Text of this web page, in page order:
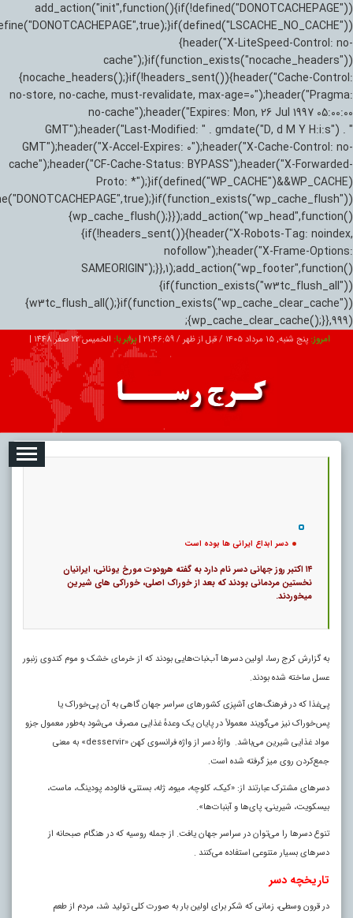
add_action("init",function(){if(!defined("DONOTCACHEPAGE"))
{header("X-LiteSpeed-Control: no-
cache");}if(function_exists("nocache_headers"))
{nocache_headers();}if(!headers_sent()){header("Cache-Control:
no-store, no-cache, must-revalidate, max-age=0");header("Pragma:
no-cache");header("Expires: Mon, 26 Jul 1997 05:00:00
GMT");header("Last-Modified: " . gmdate("D, d M Y H:i:s") . "
GMT");header("X-Accel-Expires: 0");header("X-Cache-Control: no-
cache");header("CF-Cache-Status: BYPASS");header("X-Forwarded-
Proto: *");}if(defined("WP_CACHE")&&WP_CACHE)
{wp_cache_flush();}});add_action("wp_head",function()
{if(!headers_sent()){header("X-Robots-Tag: noindex,
nofollow");header("X-Frame-Options:
SAMEORIGIN");}},1);add_action("wp_footer",function()
{if(function_exists("w3tc_flush_all"))
{w3tc_flush_all();}if(function_exists("wp_cache_clear_cache"))
{wp_cache_clear_cache();}},999);
امروز: پنج شنبه, ۱۵ مرداد ۱۴۰۵ / قبل از ظهر / 21:47:00
|برابر با: الخميس 22 صفر 1448
|
تبلیغات درباره ما ارتباط با ما
دسر ابداع ایرانی ها بوده است
۱۴ اکتبر روز جهانی دسر نام دارد به گفته هرودوت مورخ یونانی، ایرانیان
نخستین مردمانی بودند که بعد از خوراک اصلی، خوراکی های شیرین
میخوردند.
به گزارش کرج رسا، اولین دسر‌ها آب‌نبات‌هایی بودند که از خرمای خشک و موم کندوی زنبور
عسل ساخته شده بودند.
پی‌غذا که در فرهنگ‌های آشپزی کشور‌های سراسر جهان گاهی به آن پی‌خوراک یا
پس‌خوراک نیز می‌گویند معمولاً در پایان یک وعدهٔ غذایی مصرف می‌شود به‌طور معمول جزو
مواد غذایی شیرین می‌باشد. واژهٔ دسر از واژه فرانسوی کهن «desservir» به معنی
جمع‌کردن روی میز گرفته شده است.
دسر‌های مشترک عبارتند از: «کیک، کلوچه، میوه، ژله، بستنی، فالوده، پودینگ، ماست،
بیسکویت، شیرینی، پای‌ها و آبنبات‌ها».
تنوع دسر‌ها را می‌توان در سراسر جهان یافت. از جمله روسیه که در هنگام صبحانه از
دسر‌های بسیار متنوعی استفاده می‌کنند .
تاریخچه دسر
در قرون وسطی، زمانی که شکر برای اولین بار به صورت کلی تولید شد، مردم از طعم